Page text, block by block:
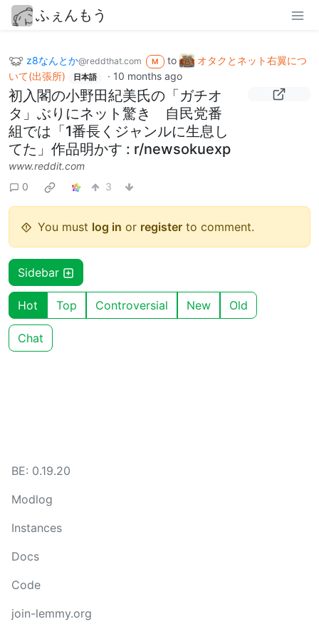
ふぇんもう
z8なんとか@reddthat.com M to
オタクとネット右翼につ
いて(出張所)
日本語 · 10 months ago
初入閣の小野田紀美氏の「ガチオ
タ」ぶりにネット驚き 自民党番
組では「1番長くジャンルに生息し
てた」作品明かす : r/newsokuexp
www.reddit.com
0
3
You must log in or register to comment.
Sidebar
Hot Top Controversial New Old
Chat
BE: 0.19.20
Modlog
Instances
Docs
Code
join-lemmy.org